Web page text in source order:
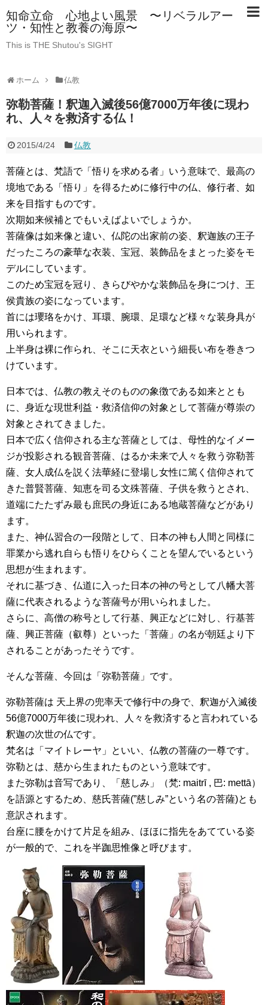
知命立命 心地よい風景 〜リベラルアー
ツ・知性と教養の海原〜
This is THE Shutou's SIGHT
ホーム 仏教
弥勒菩薩！釈迦入滅後56億7000万年後に現わ
れ、人々を救済する仏！
2015/4/24 仏教
菩薩とは、梵語で「悟りを求める者」いう意味で、最高の
境地である「悟り」を得るために修行中の仏、修行者、如
来を目指すものです。
次期如来候補とでもいえばよいでしょうか。
菩薩像は如来像と違い、仏陀の出家前の姿、釈迦族の王子
だったころの豪華な衣装、宝冠、装飾品をまとった姿をモ
デルにしています。
このため宝冠を冠り、きらびやかな装飾品を身につけ、王
侯貴族の姿になっています。
首には瓔珞をかけ、耳環、腕環、足環など様々な装身具が
用いられます。
上半身は裸に作られ、そこに天衣という細長い布を巻きつ
けています。
日本では、仏教の教えそのものの象徴である如来ととも
に、身近な現世利益・救済信仰の対象として菩薩が尊崇の
対象とされてきました。
日本で広く信仰される主な菩薩としては、母性的なイメー
ジが投影される観音菩薩、はるか未来で人々を救う弥勒菩
薩、女人成仏を説く法華経に登場し女性に篤く信仰されて
きた普賢菩薩、知恵を司る文殊菩薩、子供を救うとされ、
道端にたたずみ最も庶民の身近にある地蔵菩薩などがあり
ます。
また、神仏習合の一段階として、日本の神も人間と同様に
罪業から逃れ自らも悟りをひらくことを望んでいるという
思想が生まれます。
それに基づき、仏道に入った日本の神の号として八幡大菩
薩に代表されるような菩薩号が用いられました。
さらに、高僧の称号として行基、興正などに対し、行基菩
薩、興正菩薩（叡尊）といった「菩薩」の名が朝廷より下
されることがあったそうです。
そんな菩薩、今回は「弥勒菩薩」です。
弥勒菩薩は 天上界の兜率天で修行中の身で、釈迦が入滅後
56億7000万年後に現われ、人々を救済すると言われている
釈迦の次世の仏です。
梵名は「マイトレーヤ」といい、仏教の菩薩の一尊です。
弥勒とは、慈から生まれたものという意味です。
また弥勒は音写であり、「慈しみ」（梵: maitrī , 巴: mettā）
を語源とするため、慈氏菩薩(”慈しみ”という名の菩薩)とも
意訳されます。
台座に腰をかけて片足を組み、ほほに指先をあてている姿
が一般的で、これを半跏思惟像と呼びます。